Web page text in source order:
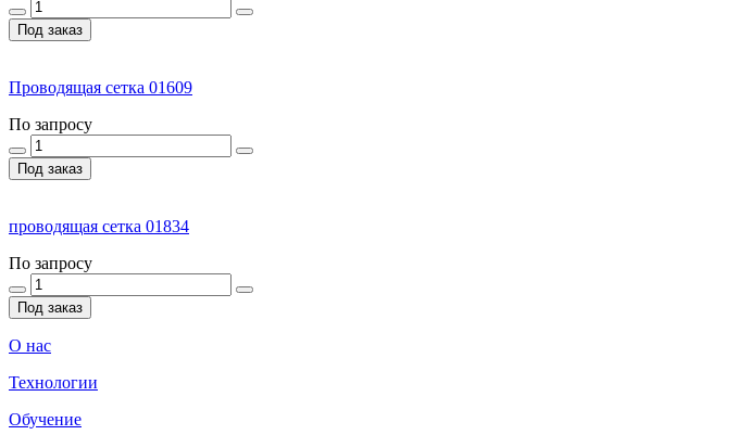
Под заказ
Проводящая сетка 01609
По запросу
Под заказ
проводящая сетка 01834
По запросу
Под заказ
О нас
Технологии
Обучение